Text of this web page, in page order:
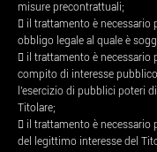
misure precontrattuali;
 il trattamento è necessario
obbligo legale al quale è
 il trattamento è necessario
compito di interesse
l'esercizio di pubblici poteri
Titolare;
 il trattamento è necessario
del legittimo interesse del